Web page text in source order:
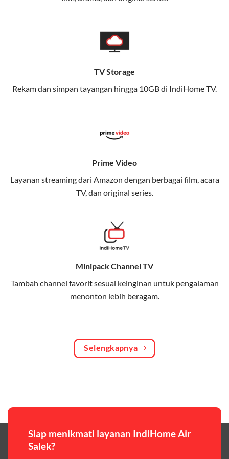
memungkinkan Anda menikmati internet cepat baik
Dengan Telkomsel One, Anda tidak terikat pada satu
teknologi jaringan tertentu, sehingga bisa menikmati
fleksibilitas dan kenyamanan maksimal.
Keunggulan Telkomsel One
streaming, gaming, dan bekerja dari rumah.
Memudahkan Anda dalam mengelola jaringan dan
meningkatkan keamanan.
Bagikan kuota internet hingga 30 GB dengan anggota
keluarga atau teman secara praktis.
One Bill System
Tagihan internet rumah dan kuota keluarga digabung
dalam satu pembayaran.
Hemat biaya dengan paket internet berkualitas tinggi
premium,berikut ulasan singkatnya:
Paket Easy
TV Storage
Rekam dan simpan tayangan hingga 10GB di IndiHome TV.
Prime Video
Layanan streaming dari Amazon dengan berbagai film, acara
TV, dan original series.
Minipack Channel TV
Tambah channel favorit sesuai keinginan untuk pengalaman
menonton lebih beragam.
Selengkapnya
Siap menikmati layanan IndiHome Air
Salek?